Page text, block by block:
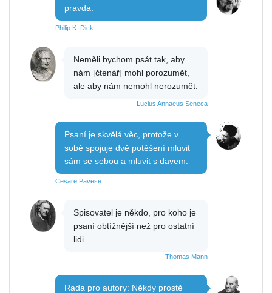
pravda.
Philip K. Dick
Neměli bychom psát tak, aby
nám [čtenář] mohl porozumět,
ale aby nám nemohl nerozumět.
Lucius Annaeus Seneca
Psaní je skvělá věc, protože v
sobě spojuje dvě potěšení mluvit
sám se sebou a mluvit s davem.
Cesare Pavese
Spisovatel je někdo, pro koho je
psaní obtížnější než pro ostatní
lidi.
Thomas Mann
Rada pro autory: Někdy prostě